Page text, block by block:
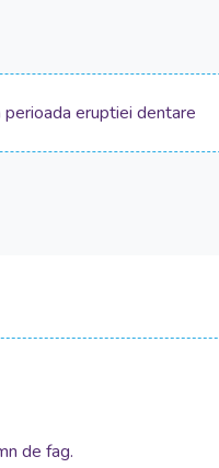
eruptiei dentare
de fag.